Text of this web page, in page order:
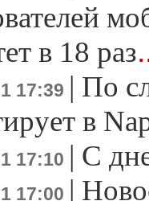
в 18 раз
17:39 | По
в
17:10 | С
17:00 |